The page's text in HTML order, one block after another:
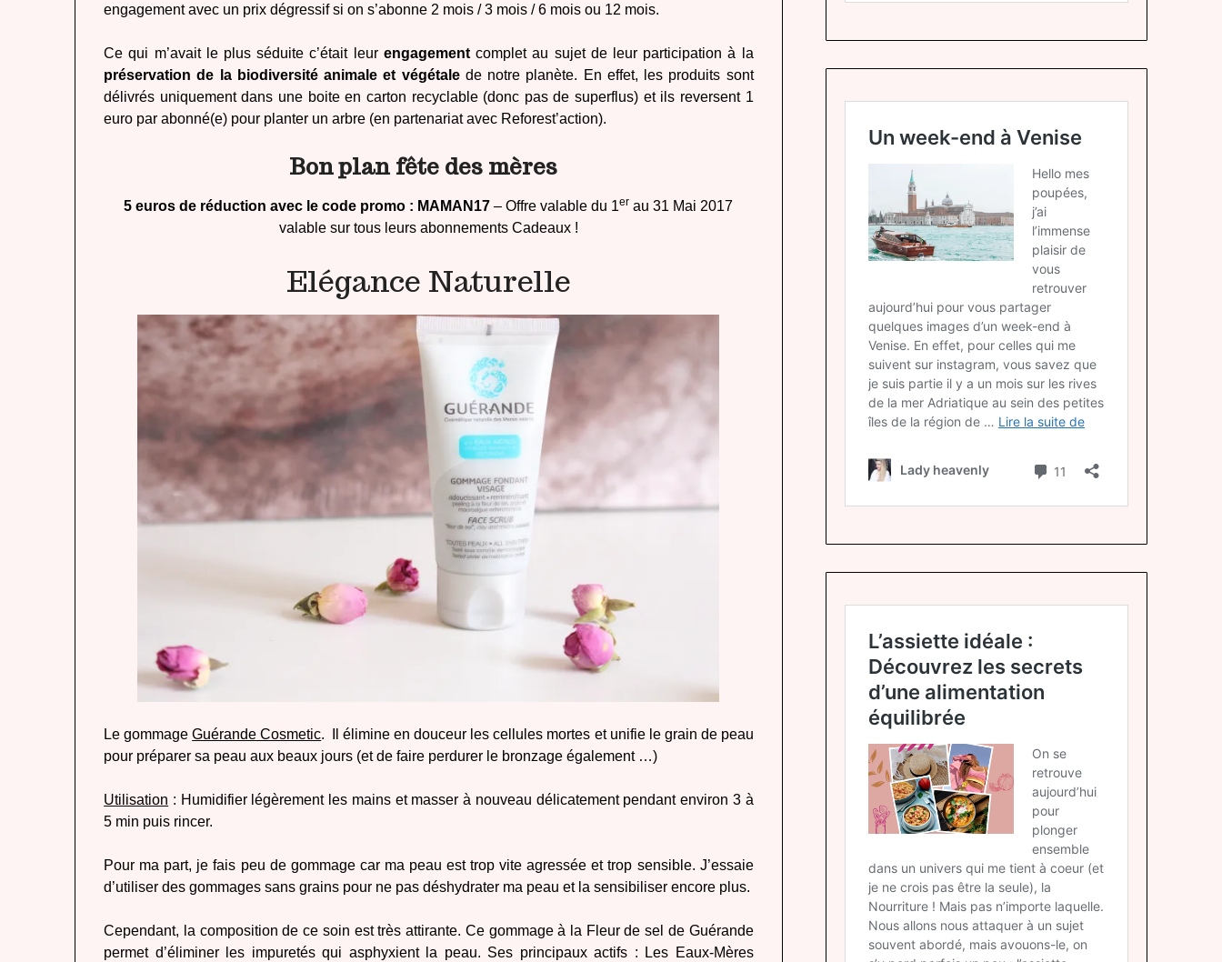
engagement avec un prix dégressif si on s’abonne 2 mois / 3 mois / 6 mois ou 12 mois.
Ce qui m’avait le plus séduite c’était leur engagementcomplet au sujet de leur participation à la
préservation de la biodiversité animale et végétalede notre planète. En effet, les produits sont
délivrés uniquement dans une boite en carton recyclable (donc pas de superflus) et ils reversent 1
euro par abonné(e) pour planter un arbre (en partenariat avec Reforest’action).
Bon plan fête des mères
5 euros de réduction avec le code promo : MAMAN17 – Offre valable du 1er au 31 Mai 2017
valable sur tous leurs abonnements Cadeaux !
Elégance Naturelle
Le gommageGuérande Cosmetic. Il élimine en douceur les cellules mortes et unifie le grain de peau
pour préparer sa peau aux beaux jours (et de faire perdurer le bronzage également …)
Utilisation : Humidifier légèrement les mains et masser à nouveau délicatement pendant environ 3 à
5 min puis rincer.
Pour ma part, je fais peu de gommage car ma peau est trop vite agressée et trop sensible. J’essaie
d’utiliser des gommages sans grains pour ne pas déshydrater ma peau et la sensibiliser encore plus.
Cependant, la composition de ce soin est très attirante. Ce gommage à la Fleur de sel de Guérande
permet d’éliminer les impuretés qui asphyxient la peau. Ses principaux actifs : Les Eaux-Mères